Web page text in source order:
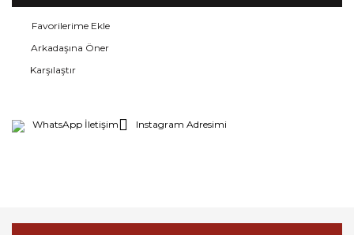
Arkadaşına Öner
Karşılaştır
WhatsApp İletişim Instagram Adresimi